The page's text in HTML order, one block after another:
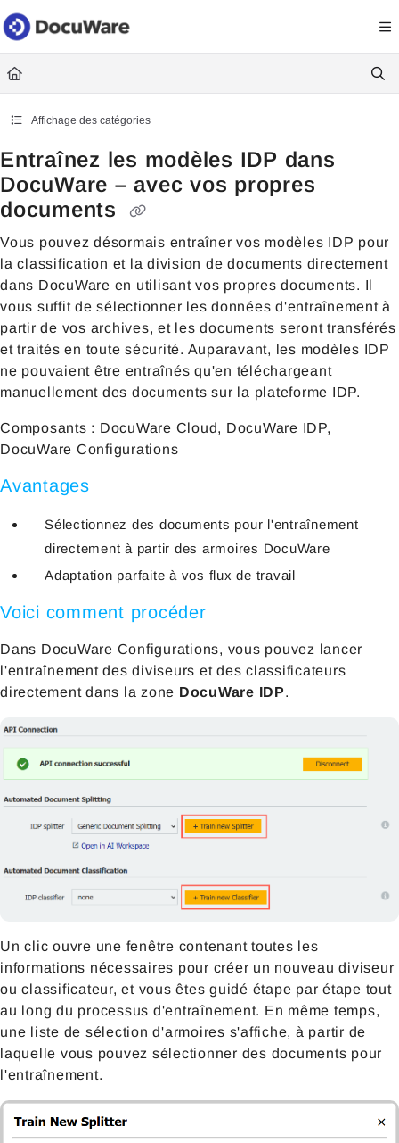
Documentation Index
Fetch the complete documentation index at: https://
Use this file to discover all available pages before exploring further.
Affichage des catégories
Entraînez les modèles IDP dans
DocuWare – avec vos propres
documents
Vous pouvez désormais entraîner vos modèles IDP pour
la classification et la division de documents directement
dans DocuWare en utilisant vos propres documents. Il
vous suffit de sélectionner les données d'entraînement à
partir de vos archives, et les documents seront transférés
et traités en toute sécurité. Auparavant, les modèles IDP
ne pouvaient être entraînés qu'en téléchargeant
manuellement des documents sur la plateforme IDP.
Composants : DocuWare Cloud, DocuWare IDP,
DocuWare Configurations
Avantages
Sélectionnez des documents pour l'entraînement
directement à partir des armoires DocuWare
Adaptation parfaite à vos flux de travail
Voici comment procéder
Dans DocuWare Configurations, vous pouvez lancer
l'entraînement des diviseurs et des classificateurs
directement dans la zone DocuWare IDP.
Un clic ouvre une fenêtre contenant toutes les
informations nécessaires pour créer un nouveau diviseur
ou classificateur, et vous êtes guidé étape par étape tout
au long du processus d'entraînement. En même temps,
une liste de sélection d'armoires s'affiche, à partir de
laquelle vous pouvez sélectionner des documents pour
l'entraînement.